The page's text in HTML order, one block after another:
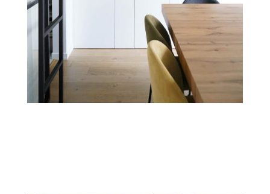
L’étage inférieur regroupe les espaces nuit
avec trois chambres, chacune dotée de sa
propre salle de bain ou salle d’eau. Dans
un contexte parisien où l’espace est rare,
chaque centimètre a été exploité :
rangements sur-mesure, niches intégrées,
circulation optimisée. Aucun détail n’a été
laissé au hasard, dans un esprit de